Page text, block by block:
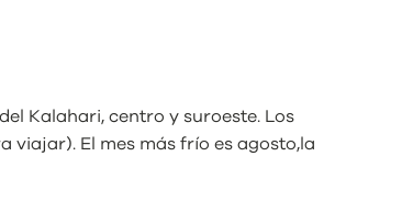
Kalahari, centro y suroeste. Los
viajar). El mes más frío es agosto,la